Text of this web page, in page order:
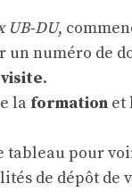
UB-DU,
un numéro de
.
la formation et
tableau pour
de dépôt de